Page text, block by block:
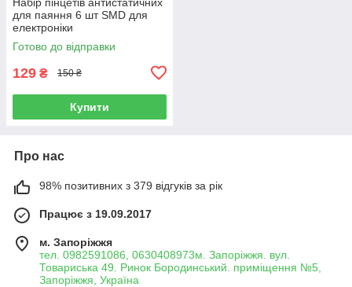
для паяння 6 шт SMD для
електроніки
Готово до відправки
129 ₴ 150 ₴
Купити
Про нас
98% позитивних з 379 відгуків за рік
Працює з 19.09.2017
м. Запоріжжя
тел. 0982591086, 0630408973м. Запоріжжя. вул.
Товариська 49. Ринок Бородинський. приміщення №5,
Запоріжжя, Україна